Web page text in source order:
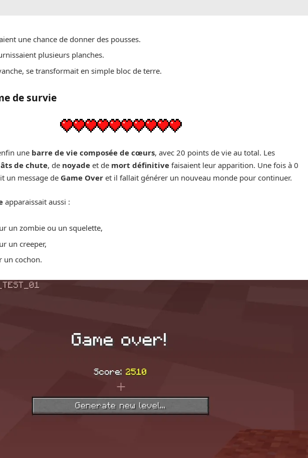
une chance de donner des pousses.
plusieurs planches.
se transformait en simple bloc de terre.
de survie
une barre de vie composée de cœurs, avec 20 points de vie au total. Les
de chute, de noyade et de mort définitive faisaient leur apparition. Une fois à 0
un message de Game Over et il fallait générer un nouveau monde pour continuer.
apparaissait aussi :
un zombie ou un squelette,
un creeper,
un cochon.